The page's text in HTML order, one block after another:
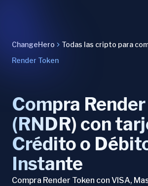
ChangeHero
Todas las cripto para
Render Token
Compra
(RNDR) con
Crédito o
Instante
Compra Render Token con VISA,